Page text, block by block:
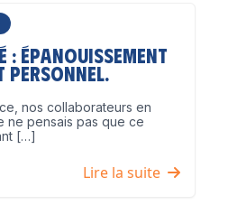
: épanouissement
personnel.
nos collaborateurs en
ne pensais pas que ce
[…]
Lire la suite